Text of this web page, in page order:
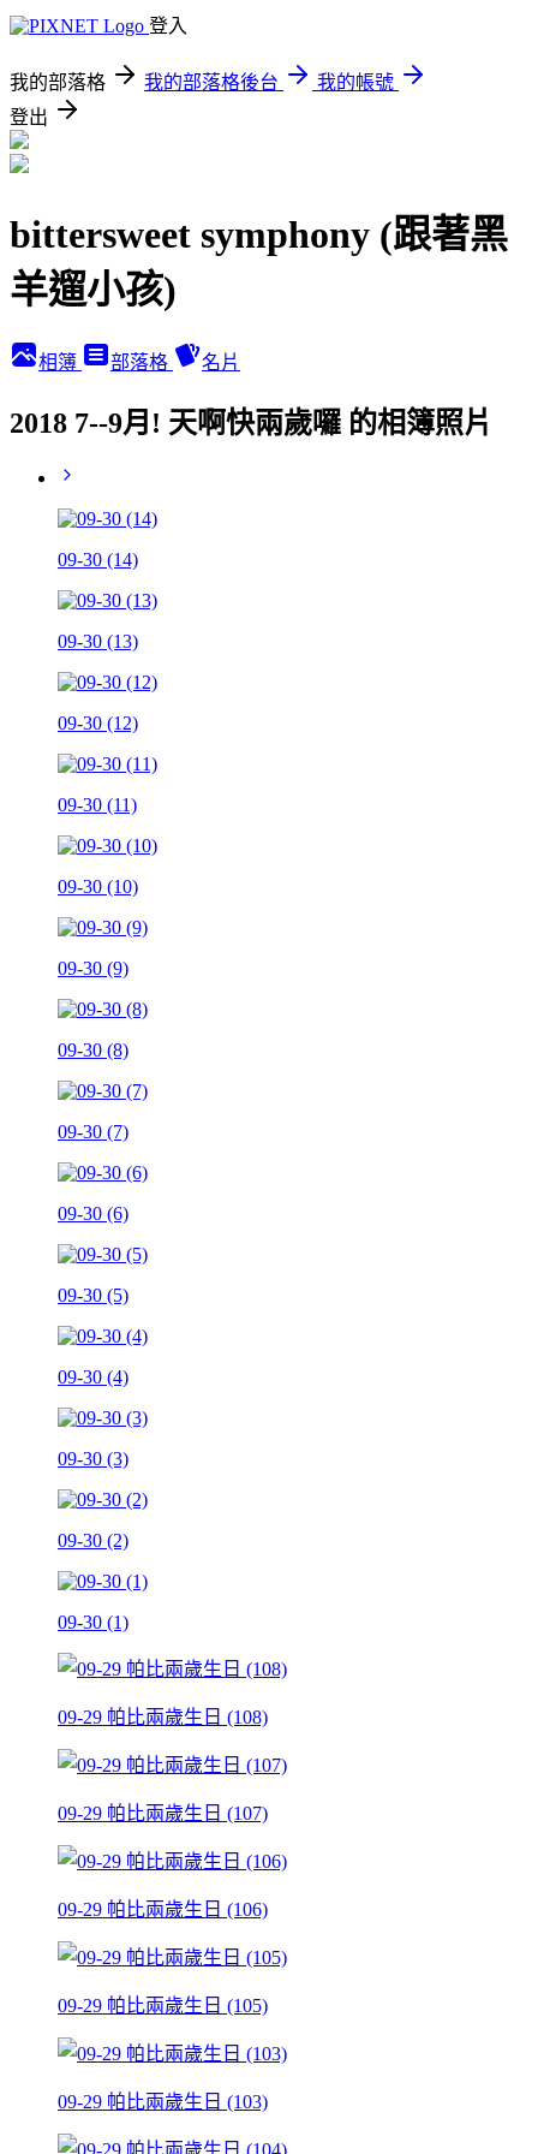
登入
我的部落格 我的部落格後台
我的帳號
登出
bittersweet symphony (跟著黑
羊遛小孩)
相簿 部落格 名片
2018 7--9月! 天啊快兩歲囉 的相簿照片
09-30 (14)
09-30 (13)
09-30 (12)
09-30 (11)
09-30 (10)
09-30 (9)
09-30 (8)
09-30 (7)
09-30 (6)
09-30 (5)
09-30 (4)
09-30 (3)
09-30 (2)
09-30 (1)
09-29 帕比兩歲生日 (108)
09-29 帕比兩歲生日 (107)
09-29 帕比兩歲生日 (106)
09-29 帕比兩歲生日 (105)
09-29 帕比兩歲生日 (103)